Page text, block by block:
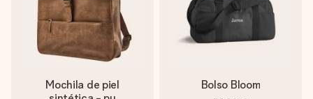
Mochila de piel
Bolso Bloom